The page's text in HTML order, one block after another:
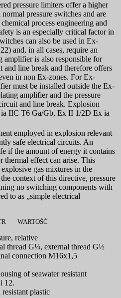
pressure limiters offer a higher
pressure switches and are
process engineering and
is an especially critical factor in
can also be used in Ex-
and, in all cases, require an
amplifier is also responsible for
line break and therefore offers
in non Ex-zones. For Ex-
must be installed outside the Ex-
amplifier and the pressure
and line break. Explosion
IIC T6 Ga/Gb, Ex II 1/2D Ex ia
employed in explosion relevant
safe electrical circuits. An
if the amount of energy it contains
thermal effect can arise. This
gas mixtures in the
context of this directive, pressure
no switching components with
to as „simple electrical
WARTOŚĆ
relative
thread G¼, external thread G½
connection M16x1,5
of seawater resistant
12.
plastic